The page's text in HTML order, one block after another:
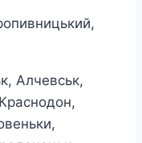
Алчевськ,